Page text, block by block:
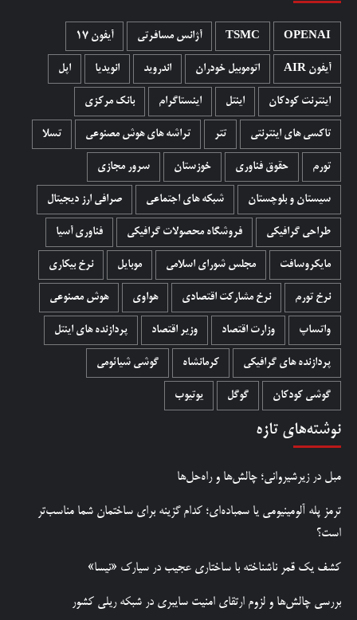
OPENAI
TSMC آژانس مسافرتی آیفون 17
آیفون AIR اتوموبیل خودران اندروید انویدیا اپل
اینترنت کودکان اینتل اینستاگرام بانک مرکزی
تاکسی های اینترنتی تتر تراشه های هوش مصنوعی تسلا
تورم حقوق فناوری خوزستان سرور مجازی
سیستان و بلوچستان شبکه های اجتماعی صرافی ارز دیجیتال
طراحی گرافیکی فروشگاه محصولات گرافيکی فناوری آسیا
مایکروسافت مجلس شورای اسلامی موبایل نرخ بیکاری
نرخ تورم نرخ مشارکت اقتصادی هواوی هوش مصنوعی
واتساپ وزارت اقتصاد وزیر اقتصاد پردازنده های اینتل
پردازنده های گرافیکی کرمانشاه گوشی شیائومی
گوشی کودکان گوگل یوتیوب
نوشته‌های تازه
مبل در زیرشیروانی؛ چالش‌ها و راه‌حل‌ها
ترمز پله آلومینیومی یا سمباده‌ای؛ کدام گزینه برای ساختمان شما مناسب‌تر
است؟
کشف یک قمر ناشناخته با ساختاری عجیب در سیارک «نیسا»
بررسی چالش‌ها و لزوم ارتقای امنیت سایبری در شبکه ریلی کشور